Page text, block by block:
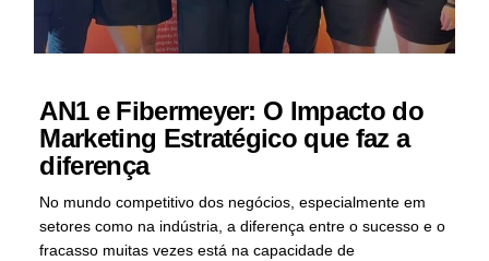
AN1 e Fibermeyer: O Impacto do
Marketing Estratégico que faz a
diferença
No mundo competitivo dos negócios, especialmente em
setores como na indústria, a diferença entre o sucesso e o
fracasso muitas vezes está na capacidade de